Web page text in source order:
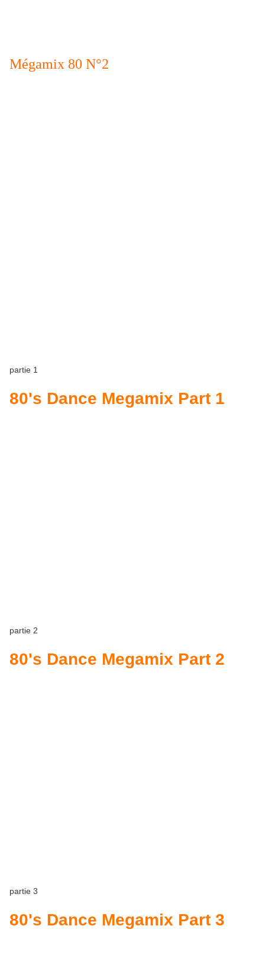
Mégamix 80 N°2
partie 1
80's Dance Megamix Part 1
partie 2
80's Dance Megamix Part 2
partie 3
80's Dance Megamix Part 3